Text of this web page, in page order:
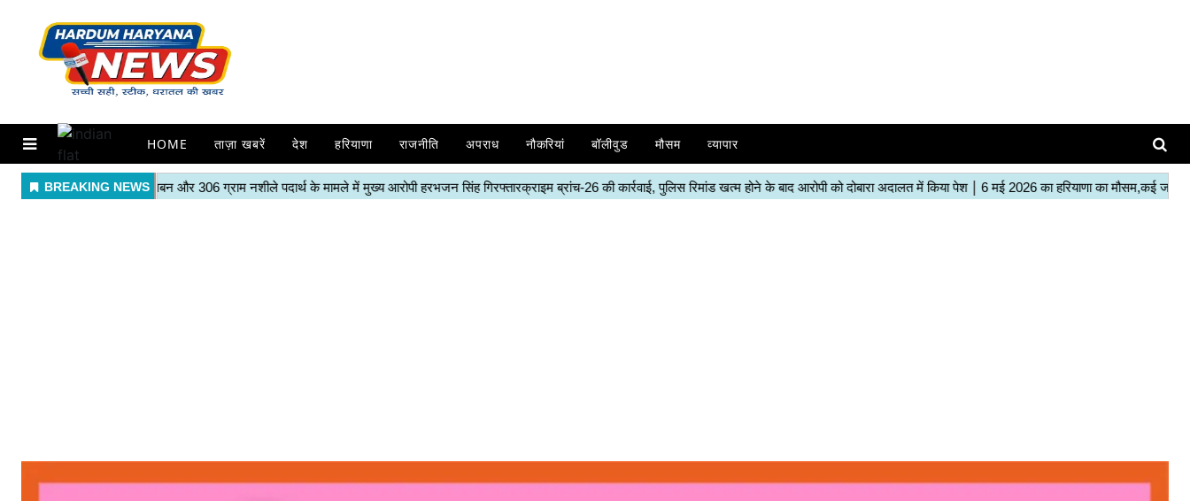
HOME ताज़ा खबरें देश हरियाणा राजनीति अपराध नौकरियां बॉलीवुड मौसम व्यापार